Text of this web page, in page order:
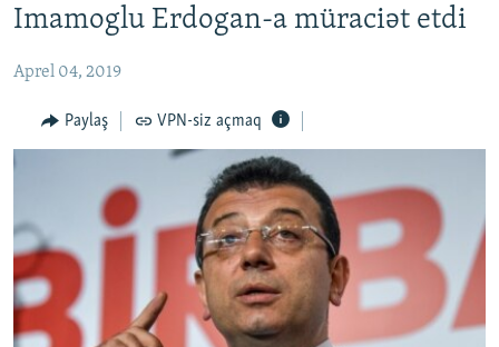
Əsas
naviqasiyaya
qayıt
KORRUPSIOMETR
#ƏSLINDƏ
FƏRQƏ BAX
ARAŞDIRMA
MULTIMEDIA
VIDEO
FOTOQALEREYA
RADIO ARXIV
OXU ZALI
HAQQIMIZDA
Imamoglu Erdogan-a müraciət etdi
Aprel 04, 2019
Paylaş VPN-siz açmaq